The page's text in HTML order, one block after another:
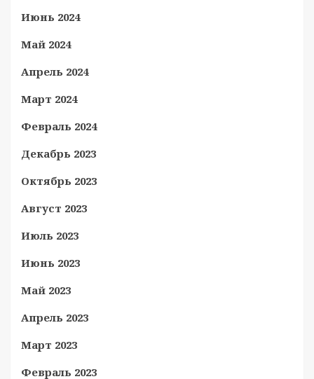
Июнь 2024
Май 2024
Апрель 2024
Март 2024
Февраль 2024
Декабрь 2023
Октябрь 2023
Август 2023
Июль 2023
Июнь 2023
Май 2023
Апрель 2023
Март 2023
Февраль 2023